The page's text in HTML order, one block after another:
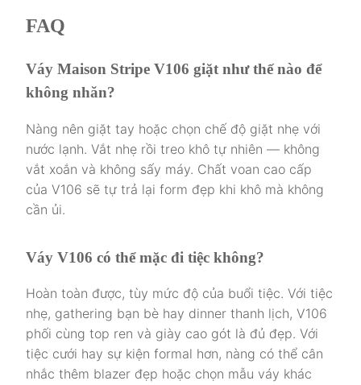
FAQ
Váy Maison Stripe V106 giặt như thế nào để
không nhăn?
Nàng nên giặt tay hoặc chọn chế độ giặt nhẹ với
nước lạnh. Vắt nhẹ rồi treo khô tự nhiên — không
vắt xoắn và không sấy máy. Chất voan cao cấp
của V106 sẽ tự trả lại form đẹp khi khô mà không
cần ủi.
Váy V106 có thể mặc đi tiệc không?
Hoàn toàn được, tùy mức độ của buổi tiệc. Với tiệc
nhẹ, gathering bạn bè hay dinner thanh lịch, V106
phối cùng top ren và giày cao gót là đủ đẹp. Với
tiệc cưới hay sự kiện formal hơn, nàng có thể cân
nhắc thêm blazer đẹp hoặc chọn mẫu váy khác